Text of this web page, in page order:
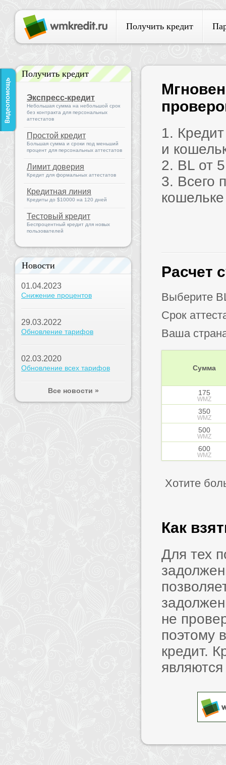
Получить кредит
Получить кредит
Экспресс-кредит
Небольшая сумма на небольшой срок
без контракта для персональных
аттестатов
Простой кредит
Большая сумма и сроки под меньший
процент для персональных аттестатов
Лимит доверия
Кредит для формальных аттестатов
Кредитная линия
Кредиты до $10000 на 120 дней
Тестовый кредит
Беспроцентный кредит для новых
пользователей
Новости
01.04.2023
Снижение процентов
29.03.2022
Обновление тарифов
02.03.2020
Обновление всех тарифов
Все новости »
1.
и
2. BL от
3. Всего
кошельке
Расчет
Выберите
Срок
Ваша
Сумма
175
WMZ
350
WMZ
500
WMZ
600
WMZ
Хотите
Как
Для тех
не
поэтому
кредит.